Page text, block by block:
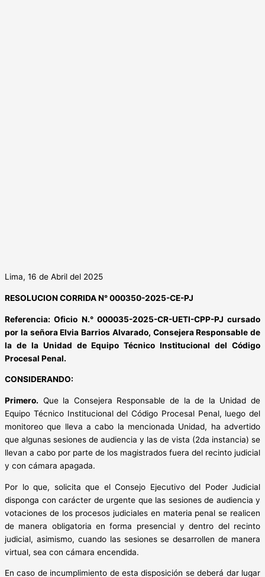
Lima, 16 de Abril del 2025
RESOLUCION CORRIDA N° 000350-2025-CE-PJ
Referencia: Oficio N.° 000035-2025-CR-UETI-CPP-PJ cursado
por la señora Elvia Barrios Alvarado, Consejera Responsable de
la de la Unidad de Equipo Técnico Institucional del Código
Procesal Penal.
CONSIDERANDO:
Primero. Que la Consejera Responsable de la de la Unidad de
Equipo Técnico Institucional del Código Procesal Penal, luego del
monitoreo que lleva a cabo la mencionada Unidad, ha advertido
que algunas sesiones de audiencia y las de vista (2da instancia) se
llevan a cabo por parte de los magistrados fuera del recinto judicial
y con cámara apagada.
Por lo que, solicita que el Consejo Ejecutivo del Poder Judicial
disponga con carácter de urgente que las sesiones de audiencia y
votaciones de los procesos judiciales en materia penal se realicen
de manera obligatoria en forma presencial y dentro del recinto
judicial, asimismo, cuando las sesiones se desarrollen de manera
virtual, sea con cámara encendida.
En caso de incumplimiento de esta disposición se deberá dar lugar